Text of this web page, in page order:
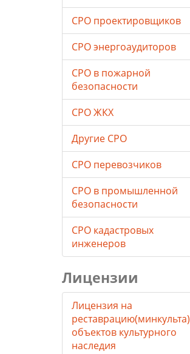
СРО проектировщиков
СРО энергоаудиторов
СРО в пожарной
безопасности
СРО ЖКХ
Другие СРО
СРО перевозчиков
СРО в промышленной
безопасности
СРО кадастровых
инженеров
Лицензии
Лицензия на
реставрацию(минкульта)
объектов культурного
наследия